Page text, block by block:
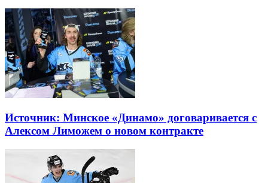
Источник: Минское «Динамо» договаривается с
Алексом Лиможем о новом контракте